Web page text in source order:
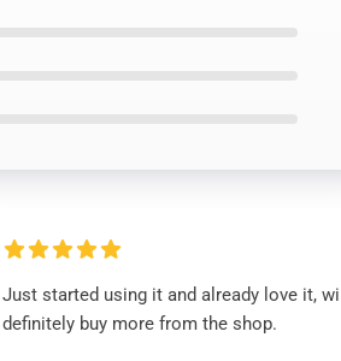
Just started using it and already love it, will
definitely buy more from the shop.